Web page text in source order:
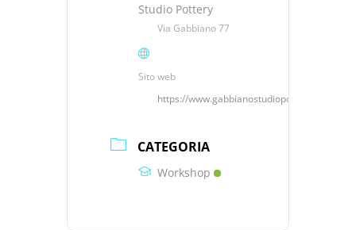
Studio Pottery
Via Gabbiano 77
Sito web
https://www.gabbianostudiopottery.it
CATEGORIA
Workshop